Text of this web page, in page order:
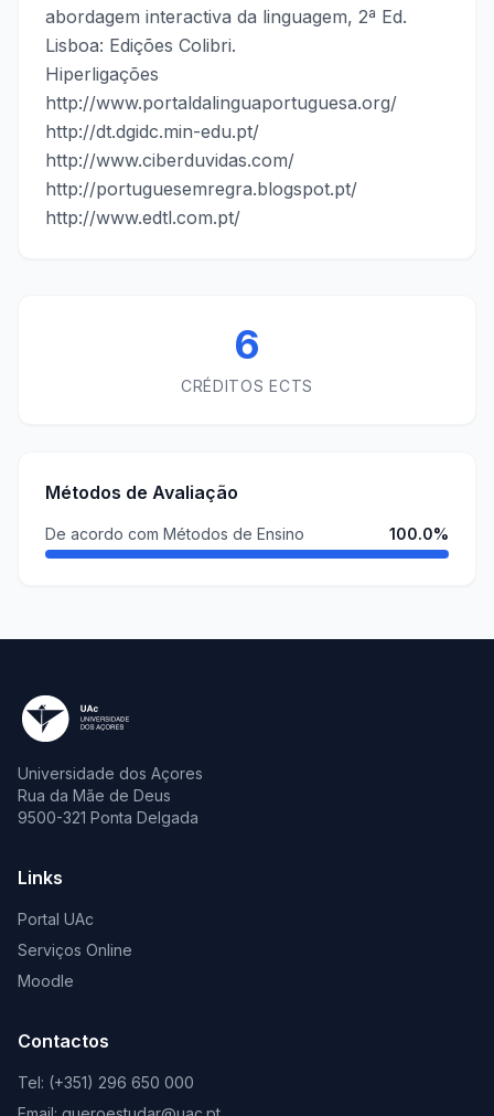
abordagem interactiva da linguagem, 2ª Ed.
Lisboa: Edições Colibri.
Hiperligações
http://www.portaldalinguaportuguesa.org/
http://dt.dgidc.min-edu.pt/
http://www.ciberduvidas.com/
http://portuguesemregra.blogspot.pt/
http://www.edtl.com.pt/
6
CRÉDITOS ECTS
Métodos de Avaliação
De acordo com Métodos de Ensino 100.0%
Universidade dos Açores
Rua da Mãe de Deus
9500-321 Ponta Delgada
Links
Portal UAc
Serviços Online
Moodle
Contactos
Tel: (+351) 296 650 000